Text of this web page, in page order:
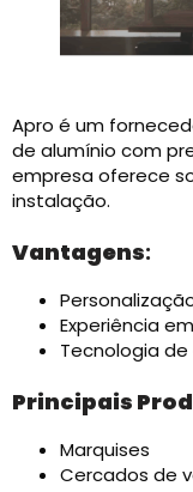
Apro é um
de alumínio com
empresa oferece
instalação.
Vantagens:
Experiência
Tecnologia
Principais
Marquises
Cercados de